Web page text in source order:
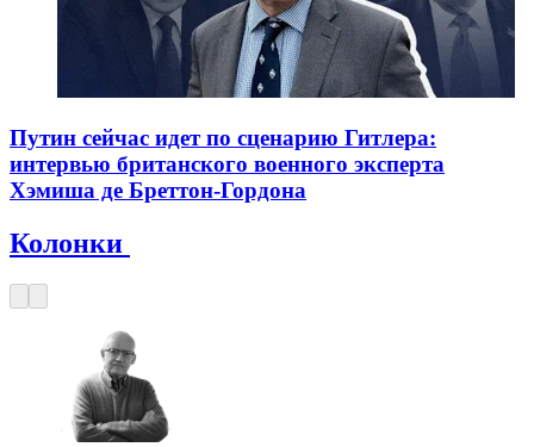
Путин сейчас идет по сценарию Гитлера:
интервью британского военного эксперта
Хэмиша де Бреттон-Гордона
Колонки